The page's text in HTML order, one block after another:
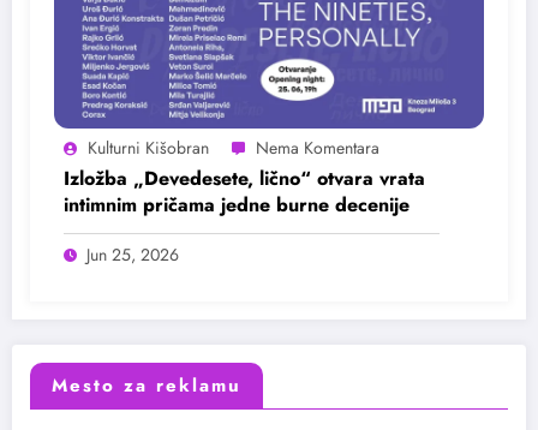
Kulturni Kišobran
Izložba „Devedesete, lično“ otvara vrata
intimnim pričama jedne burne decenije
Jun 25, 2026
Mesto za reklamu